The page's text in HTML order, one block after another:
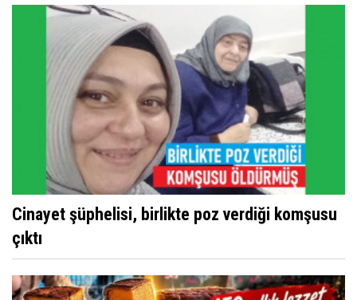
Cinayet şüphelisi, birlikte poz verdiği komşusu
çıktı